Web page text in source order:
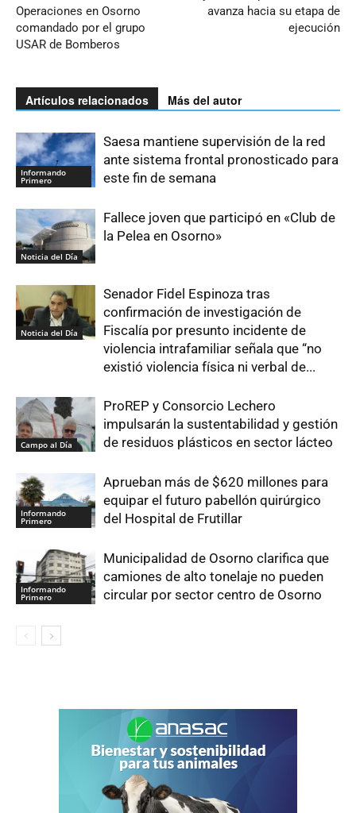
Operaciones en Osorno
comandado por el grupo
USAR de Bomberos
avanza hacia su etapa de
ejecución
Artículos relacionados Más del autor
Informando
Primero
Saesa mantiene supervisión de la red
ante sistema frontal pronosticado para
este fin de semana
Noticia del Día
Fallece joven que participó en «Club de
la Pelea en Osorno»
Noticia del Día
Senador Fidel Espinoza tras
confirmación de investigación de
Fiscalía por presunto incidente de
violencia intrafamiliar señala que “no
existió violencia física ni verbal de...
Campo al Día
ProREP y Consorcio Lechero
impulsarán la sustentabilidad y gestión
de residuos plásticos en sector lácteo
Informando
Primero
Aprueban más de $620 millones para
equipar el futuro pabellón quirúrgico
del Hospital de Frutillar
Informando
Primero
Municipalidad de Osorno clarifica que
camiones de alto tonelaje no pueden
circular por sector centro de Osorno